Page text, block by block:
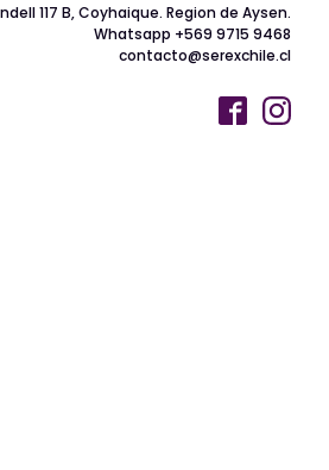
117 B, Coyhaique. Region de Aysen.
Whatsapp +569 9715 9468
contacto@serexchile.cl